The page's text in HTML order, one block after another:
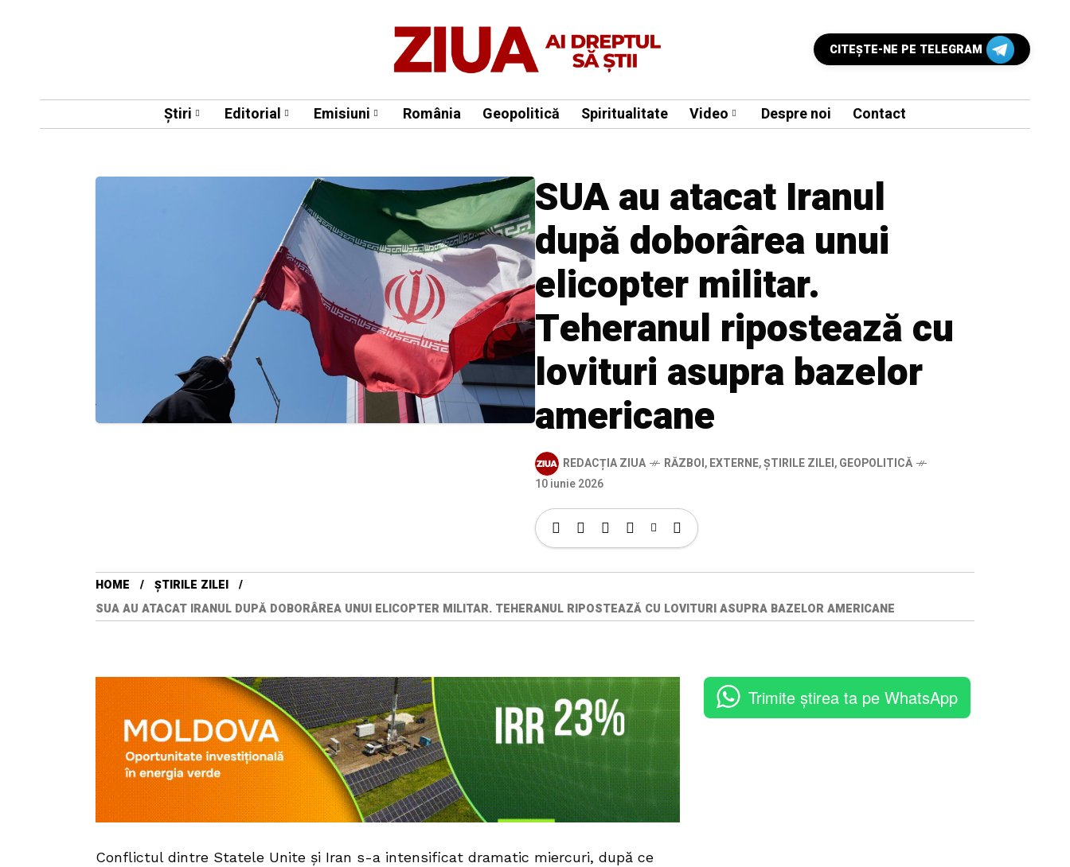
CITEŞTE-NE PE TELEGRAM
Știri Editorial Emisiuni România Geopolitică Spiritualitate Video Despre noi Contact
SUA au atacat Iranul
după doborârea unui
elicopter militar.
Teheranul ripostează cu
lovituri asupra bazelor
americane
REDACȚIA ZIUA RĂZBOI,EXTERNE,ȘTIRILE ZILEI,GEOPOLITICĂ
10 iunie 2026
HOME
ȘTIRILE ZILEI
SUA AU ATACAT IRANUL DUPĂ DOBORÂREA UNUI ELICOPTER MILITAR. TEHERANUL RIPOSTEAZĂ CU LOVITURI ASUPRA BAZELOR AMERICANE
Conflictul dintre Statele Unite și Iran s-a intensificat dramatic miercuri, după ce
Trimite știrea ta pe WhatsApp